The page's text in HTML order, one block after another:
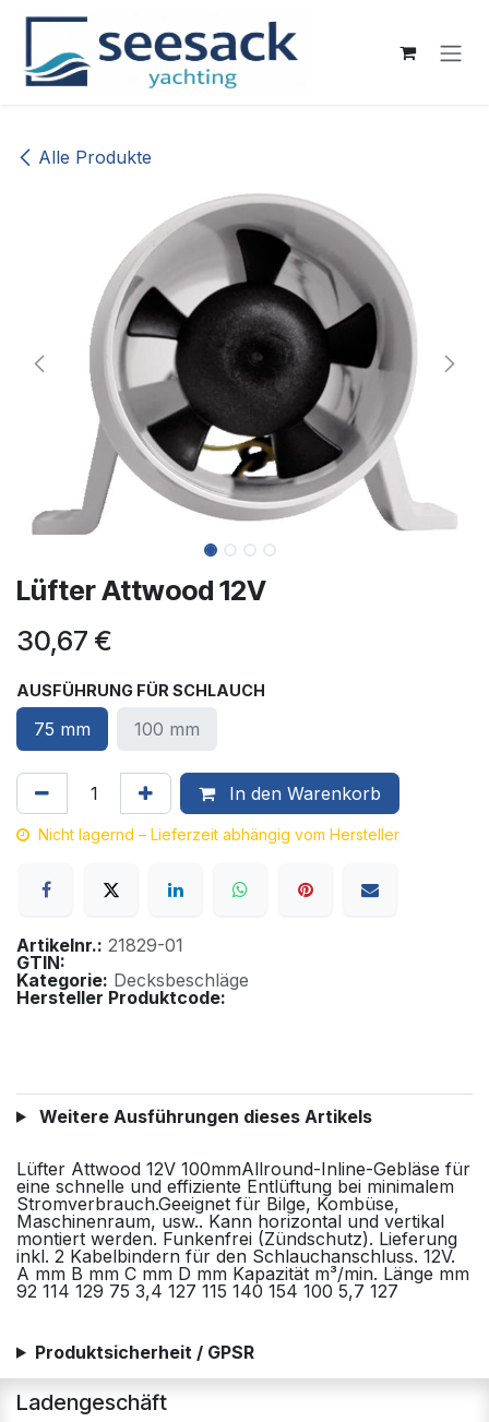
Zum Inhalt springen
Alle Produkte
Lüfter Attwood 12V
30,67 €
AUSFÜHRUNG FÜR SCHLAUCH
75 mm 100 mm
In den Warenkorb
Nicht lagernd – Lieferzeit abhängig vom Hersteller
Artikelnr.: 21829-01
GTIN:
Kategorie: Decksbeschläge
Hersteller Produktcode:
Weitere Ausführungen dieses Artikels
Lüfter Attwood 12V 100mmAllround-Inline-Gebläse für
eine schnelle und effiziente Entlüftung bei minimalem
Stromverbrauch.Geeignet für Bilge, Kombüse,
Maschinenraum, usw.. Kann horizontal und vertikal
montiert werden. Funkenfrei (Zündschutz). Lieferung
inkl. 2 Kabelbindern für den Schlauchanschluss. 12V.
A mm B mm C mm D mm Kapazität m³/min. Länge mm
92 114 129 75 3,4 127 115 140 154 100 5,7 127
Produktsicherheit / GPSR
Ladengeschäft